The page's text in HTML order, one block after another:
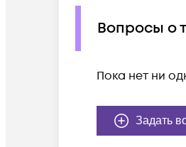
Вопросы о
Пока нет ни
Задать